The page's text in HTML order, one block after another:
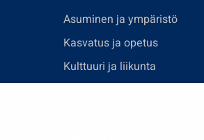
Asuminen ja ympäristö
Kasvatus ja opetus
Kulttuuri ja liikunta